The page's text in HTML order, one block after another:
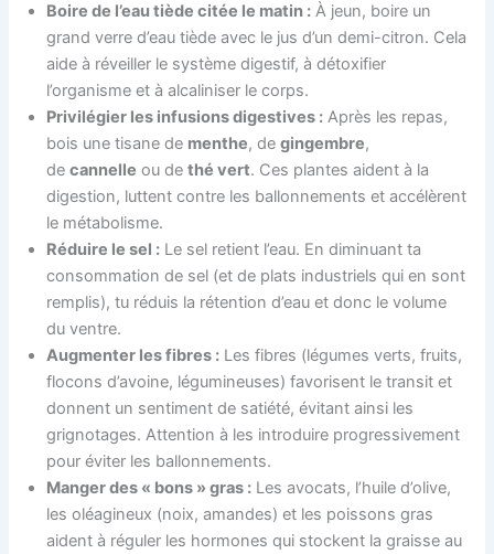
Boire de l’eau tiède citée le matin : À jeun, boire un
grand verre d’eau tiède avec le jus d’un demi-citron. Cela
aide à réveiller le système digestif, à détoxifier
l’organisme et à alcaliniser le corps.
Privilégier les infusions digestives : Après les repas,
bois une tisane de menthe, degingembre,
decannelle ou dethé vert. Ces plantes aident à la
digestion, luttent contre les ballonnements et accélèrent
le métabolisme.
Réduire le sel : Le sel retient l’eau. En diminuant ta
consommation de sel (et de plats industriels qui en sont
remplis), tu réduis la rétention d’eau et donc le volume
du ventre.
Augmenter les fibres : Les fibres (légumes verts, fruits,
flocons d’avoine, légumineuses) favorisent le transit et
donnent un sentiment de satiété, évitant ainsi les
grignotages. Attention à les introduire progressivement
pour éviter les ballonnements.
Manger des « bons » gras : Les avocats, l’huile d’olive,
les oléagineux (noix, amandes) et les poissons gras
aident à réguler les hormones qui stockent la graisse au